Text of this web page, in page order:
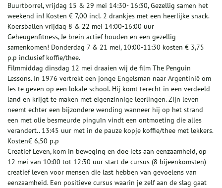
Buurtborrel, vrijdag 15 & 29 mei 14:30- 16:30, Gezellig samen het
weekend in! Kosten € 7,00 incl. 2 drankjes met een heerlijke snack.
Koersballen vrijdag 8 & 22 mei 14:00-16:00 uur
Geheugenfitness, Je brein actief houden en een gezellig
samenkomen! Donderdag 7 & 21 mei, 10:00-11:30 kosten € 3,75
p.p inclusief koffie/thee.
Filmmiddag dinsdag 12 mei draaien wij de film The Penguin
Lessons. In 1976 vertrekt een jonge Engelsman naar Argentinië om
les te geven op een lokale school. Hij komt terecht in een verdeeld
land en krijgt te maken met eigenzinnige leerlingen. Zijn leven
neemt echter een bijzondere wending wanneer hij op het strand
een met olie besmeurde pinguïn vindt een ontmoeting die alles
verandert.. 13:45 uur met in de pauze kopje koffie/thee met lekkers.
Kosten€ 6,50 p.p
Creatief Leven, kom in beweging en doe iets aan eenzaamheid, op
12 mei van 10:00 tot 12:30 uur start de cursus (8 bijeenkomsten)
creatief leven voor mensen die last hebben van gevoelens van
eenzaamheid. Een positieve cursus waarin je zelf aan de slag gaat